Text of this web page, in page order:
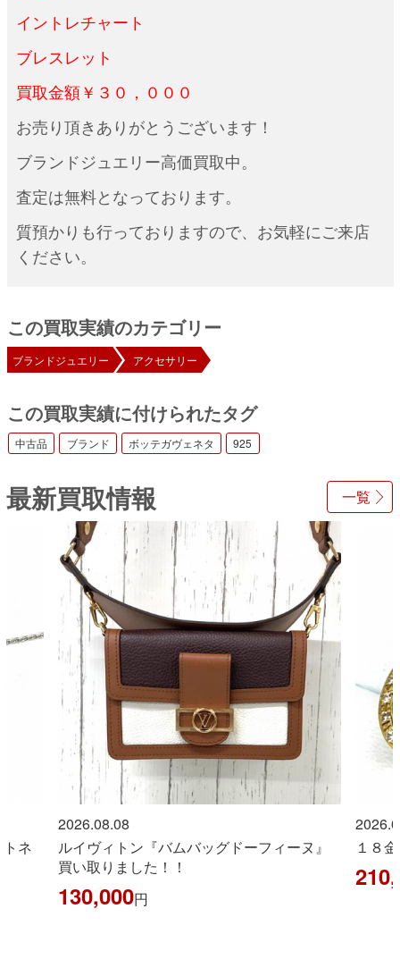
イントレチャート
ブレスレット
買取金額￥３０，０００
お売り頂きありがとうございます！
ブランドジュエリー高価買取中。
査定は無料となっております。
質預かりも行っておりますので、お気軽にご来店
ください。
この買取実績のカテゴリー
ブランドジュエリー アクセサリー
この買取実績に付けられたタグ
中古品 ブランド ボッテガヴェネタ 925
一覧
最新買取情報
ネ
2026.08.08
ルイヴィトン『バムバッグドーフィーヌ』
買い取りました！！
130,000円
１８